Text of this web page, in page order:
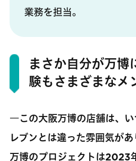
業務を担当。
まさか自分が万博
験もさまざまなメ
―この大阪万博の店舗は、
レブンとは違った雰囲気が
万博のプロジェクトは2023